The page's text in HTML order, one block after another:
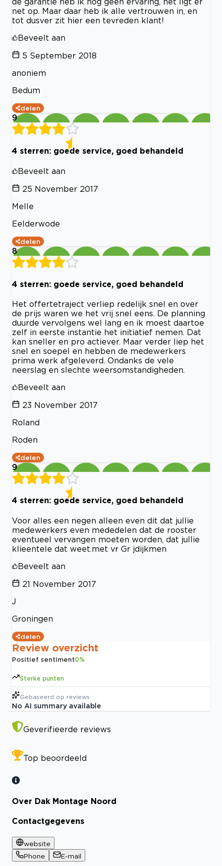
net op. Maar daar heb ik alle vertrouwen in, en
tot dusver zit hier een tevreden klant!
Beveelt aan
5 September 2018
anoniem
Bedum
delen
9
4 sterren: goede service, goed behandeld
Beveelt aan
25 November 2017
Melle
Eelderwode
delen
8
4 sterren: goede service, goed behandeld
Het offertetraject verliep redelijk snel en over
de prijs waren we het vrij snel eens. De planning
duurde vervolgens wel lang en ik moest daartoe
zelf in eerste instantie het initiatief nemen. Dat
kan sneller en pro actiever. Maar verder liep het
snel en soepel en hebben de medewerkers
prima werk afgeleverd. Ondanks de vele
neerslag en slechte weersomstandigheden.
Beveelt aan
23 November 2017
Roland
Roden
delen
9
4 sterren: goede service, goed behandeld
Voor alles een negen alleen even dit dat jullie
medewerkers even mededelen dat de rooster
eventueel vervangen moeten worden, dat jullie
klieentele dat weet.met vr Gr jdijkmen
Beveelt aan
21 November 2017
J
Groningen
delen
Review overzicht
Positief sentiment0%
Sterke punten
Gebaseerd op reviews
No AI summary available
Geverifieerde reviews
Top beoordeeld
Over Dak Montage Noord
Contactgegevens
website
Phone
E-mail